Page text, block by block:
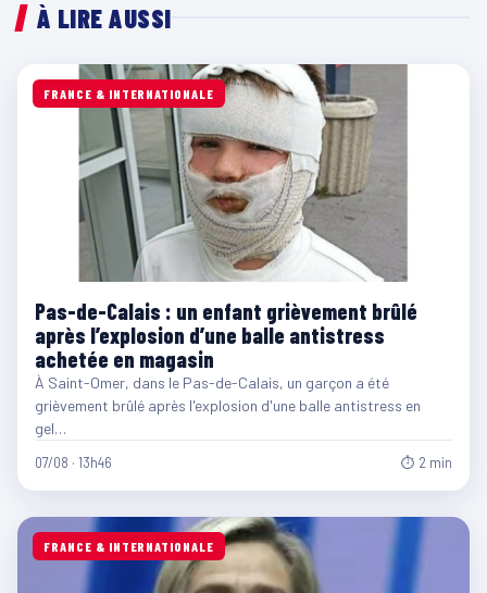
À LIRE AUSSI
FRANCE & INTERNATIONALE
Pas-de-Calais : un enfant grièvement brûlé
après l’explosion d’une balle antistress
achetée en magasin
À Saint-Omer, dans le Pas-de-Calais, un garçon a été
grièvement brûlé après l'explosion d'une balle antistress en
gel…
07/08 · 13h46 ⏱ 2 min
FRANCE & INTERNATIONALE